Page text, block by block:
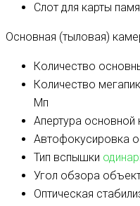
Слот для карты
Основная (тыловая)
Количество
Количество
Мп
Апертура основной
Автофокусировка
Тип вспышки
Угол обзора
Оптическая